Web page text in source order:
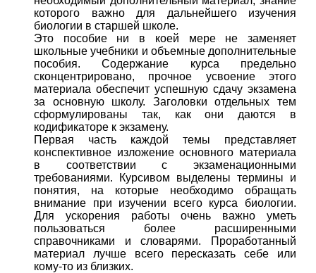
которого важно для дальнейшего изучения
биологии в старшей школе.
Это пособие ни в коей мере не заменяет
школьные учебники и объемные дополнительные
пособия. Содержание курса предельно
сконцентрировано, прочное усвоение этого
материала обеспечит успешную сдачу экзамена
за основную школу. Заголовки отдельных тем
сформулированы так, как они даются в
кодификаторе к экзамену.
Первая часть каждой темы представляет
конспективное изложение основного материала
в соответствии с экзаменационными
требованиями. Курсивом выделены термины и
понятия, на которые необходимо обращать
внимание при изучении всего курса биологии.
Для ускорения работы очень важно уметь
пользоваться более расширенными
справочниками и словарями. Проработанный
материал лучше всего пересказать себе или
кому-то из близких.